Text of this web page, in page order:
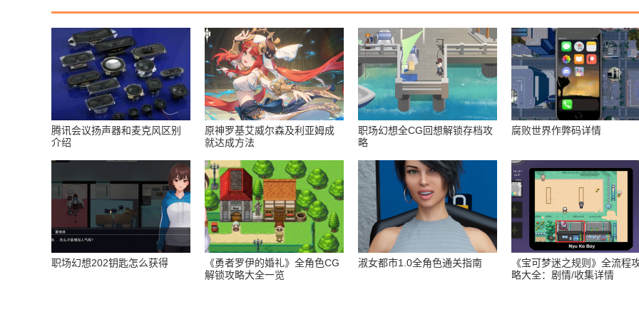
腾讯会议扬声器和麦克风区别
介绍
原神罗基艾威尔森及利亚姆成
就达成方法
职场幻想全CG回想解锁存档攻
略
腐败世界作弊码详情
职场幻想202钥匙怎么获得
《勇者罗伊的婚礼》全角色CG
解锁攻略大全一览
淑女都市1.0全角色通关指南
《宝可梦迷之规则》全流程
略大全：剧情/收集详情